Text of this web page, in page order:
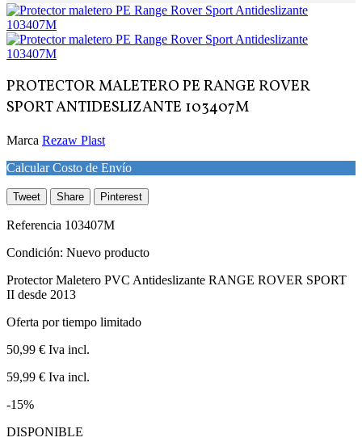
PROTECTOR MALETERO PE RANGE ROVER
SPORT ANTIDESLIZANTE 103407M
Marca Rezaw Plast
Calcular Costo de Envío
Tweet Share Pinterest
Referencia 103407M
Condición: Nuevo producto
Protector Maletero PVC Antideslizante RANGE ROVER SPORT
II desde 2013
Oferta por tiempo limitado
50,99 € Iva incl.
59,99 € Iva incl.
-15%
DISPONIBLE